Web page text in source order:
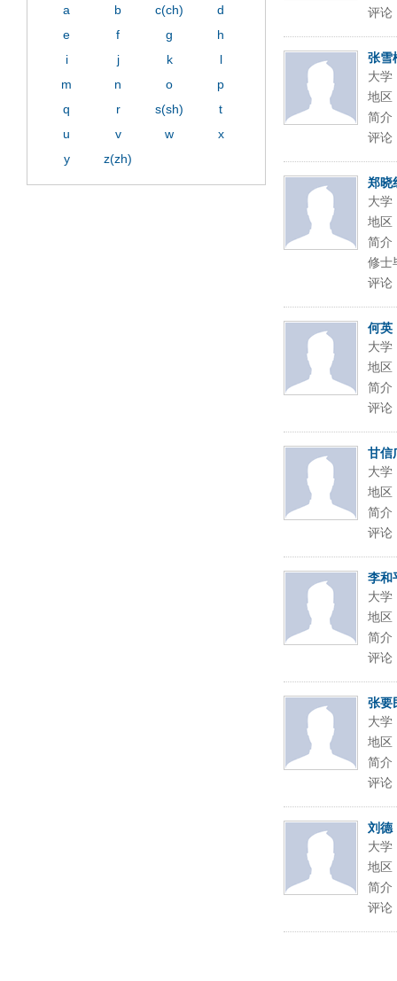
评论
张雪
大学
地区
简介
评论
郑晓
大学
地区
简介
修士
评论
何英
大学
地区
简介
评论
甘信
大学
地区
简介
评论
李和
大学
地区
简介
评论
张要
大学
地区
简介
评论
刘德
大学
地区
简介
评论
a
b c(ch)
d
e
f g
h
i
j k
l
m
n o
p
q
r s(sh)
t
u
v w
x
y
z(zh)